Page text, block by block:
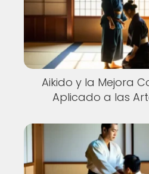
Aikido y la Mejora
Aplicado a las